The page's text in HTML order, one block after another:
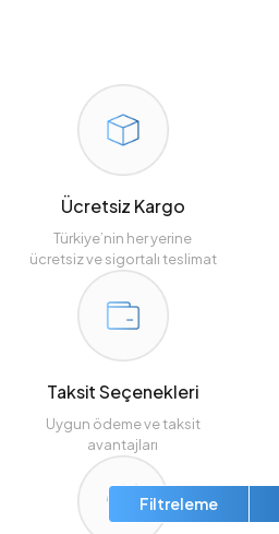
Filtreleme
Ücretsiz Kargo
Türkiye’nin her yerine
ücretsiz ve sigortalı teslimat
Taksit Seçenekleri
Uygun ödeme ve taksit
avantajları